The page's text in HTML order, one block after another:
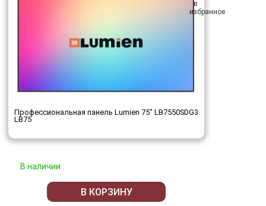
Профессиональная панель Lumien 75" LB7550SDG3
LB75
В наличии
В КОРЗИНУ